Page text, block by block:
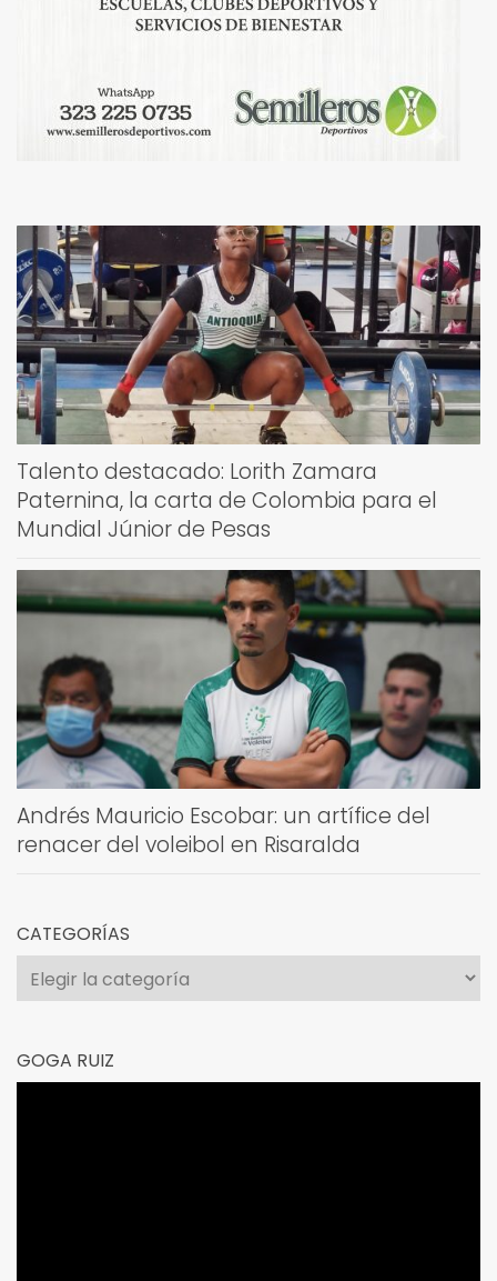
Talento destacado: Lorith Zamara
Paternina, la carta de Colombia para el
Mundial Júnior de Pesas
Andrés Mauricio Escobar: un artífice del
renacer del voleibol en Risaralda
CATEGORÍAS
Categorías
GOGA RUIZ